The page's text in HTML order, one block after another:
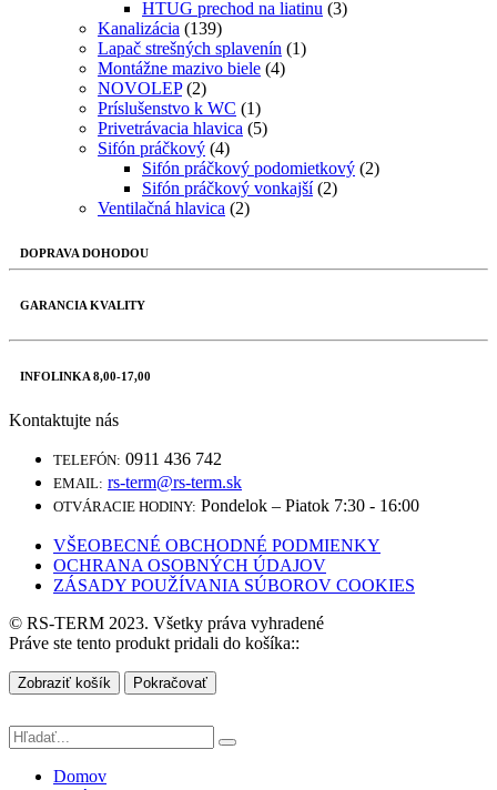
HTUG prechod na liatinu (3)
Kanalizácia (139)
Lapač strešných splavenín (1)
Montážne mazivo biele (4)
NOVOLEP (2)
Príslušenstvo k WC (1)
Privetrávacia hlavica (5)
Sifón práčkový (4)
Sifón práčkový podomietkový (2)
Sifón práčkový vonkajší (2)
Ventilačná hlavica (2)
DOPRAVA DOHODOU
GARANCIA KVALITY
INFOLINKA 8,00-17,00
Kontaktujte nás
TELEFÓN: 0911 436 742
EMAIL: rs-term@rs-term.sk
OTVÁRACIE HODINY: Pondelok – Piatok 7:30 - 16:00
VŠEOBECNÉ OBCHODNÉ PODMIENKY
OCHRANA OSOBNÝCH ÚDAJOV
ZÁSADY POUŽÍVANIA SÚBOROV COOKIES
© RS-TERM 2023. Všetky práva vyhradené
Práve ste tento produkt pridali do košíka::
Zobraziť košík Pokračovať
Domov